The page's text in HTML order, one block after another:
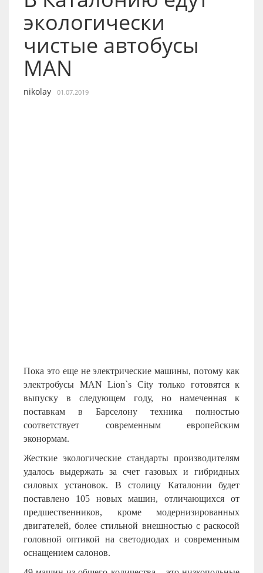
экологически
чистые автобусы
MAN
nikolay 01.07.2019
Пока это еще не электрические машины, потому как
электробусы MAN Lion`s City только готовятся к
выпуску в следующем году, но намеченная к
поставкам в Барселону техника полностью
соответствует современным европейским
эконормам.
Жесткие экологические стандарты производителям
удалось выдержать за счет газовых и гибридных
силовых установок. В столицу Каталонии будет
поставлено 105 новых машин, отличающихся от
предшественников, кроме модернизированных
двигателей, более стильной внешностью с раскосой
головной оптикой на светодиодах и современным
оснащением салонов.